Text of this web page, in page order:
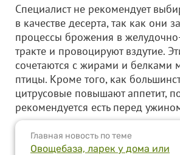
Специалист не рекомендует
в качестве десерта, так как они
процессы брожения в
тракте и провоцируют вздутие.
сочетаются с жирами и белками
птицы. Кроме того, как
цитрусовые повышают аппетит,
рекомендуется есть перед
Главная новость по теме
Овощебаза, ларек у дома или